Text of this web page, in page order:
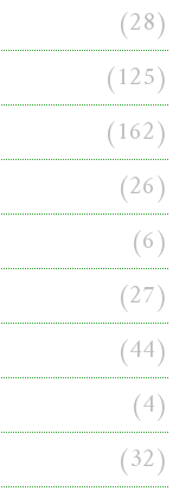
(28)
(125)
(162)
(26)
(6)
(27)
(44)
(4)
(32)